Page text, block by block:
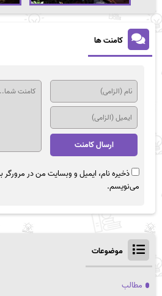
کامنت ها
ذخیره نام، ایمیل و وبسایت من در مرورگر
می‌نویسم.
موضوعات
مطالب